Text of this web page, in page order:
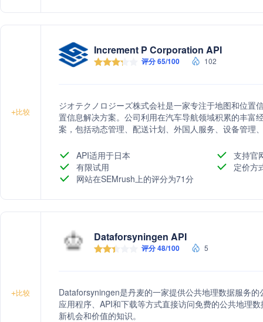
+比较
Increment P Corporation API
评分 65/100 102
ジオテクノロジーズ株式会社是一家专注于地图和位置
置信息解决方案。公司利用在汽车导航领域积累的丰富
案，包括动态管理、配送计划、外国人服务、设备管理
MapFan DB、HERE Maps海外地图数据库、印刷地图
API适用于日本
支持官
有限试用
定价方
网站在SEMrush上的评分为71分
+比较
Dataforsyningen API
评分 48/100 5
Dataforsyningen是丹麦的一家提供公共地理数据服务
应用程序、API和下载等方式直接访问免费的公共地理
新机会和价值的知识。